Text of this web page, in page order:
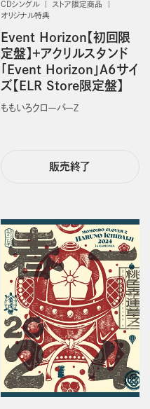
CDシングル
ストア限定商品
オリジナル特典
Event Horizon【初回限
定盤】＋アクリルスタンド
「Event Horizon」A6サイ
ズ【ELR Store限定盤】
ももいろクローバーＺ
販売終了